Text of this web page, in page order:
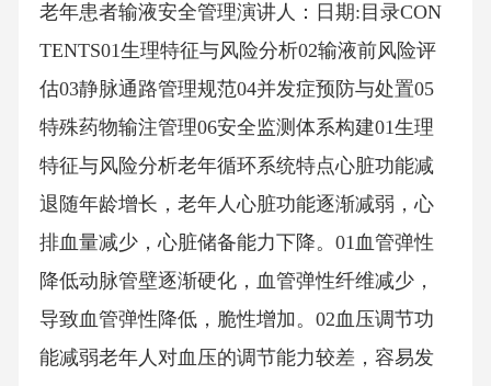
老年患者输液安全管理演讲人：日期:目录CON
TENTS01生理特征与风险分析02输液前风险评
估03静脉通路管理规范04并发症预防与处置05
特殊药物输注管理06安全监测体系构建01生理
特征与风险分析老年循环系统特点心脏功能减
退随年龄增长，老年人心脏功能逐渐减弱，心
排血量减少，心脏储备能力下降。01血管弹性
降低动脉管壁逐渐硬化，血管弹性纤维减少，
导致血管弹性降低，脆性增加。02血压调节功
能减弱老年人对血压的调节能力较差，容易发